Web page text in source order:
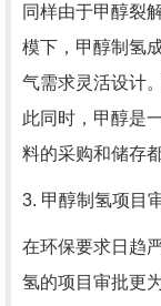
同样由于甲醇裂
模下，甲醇制氢
气需求灵活设计
此同时，甲醇是
料的采购和储存
3. 甲醇制氢项目
在环保要求日趋
氢的项目审批更